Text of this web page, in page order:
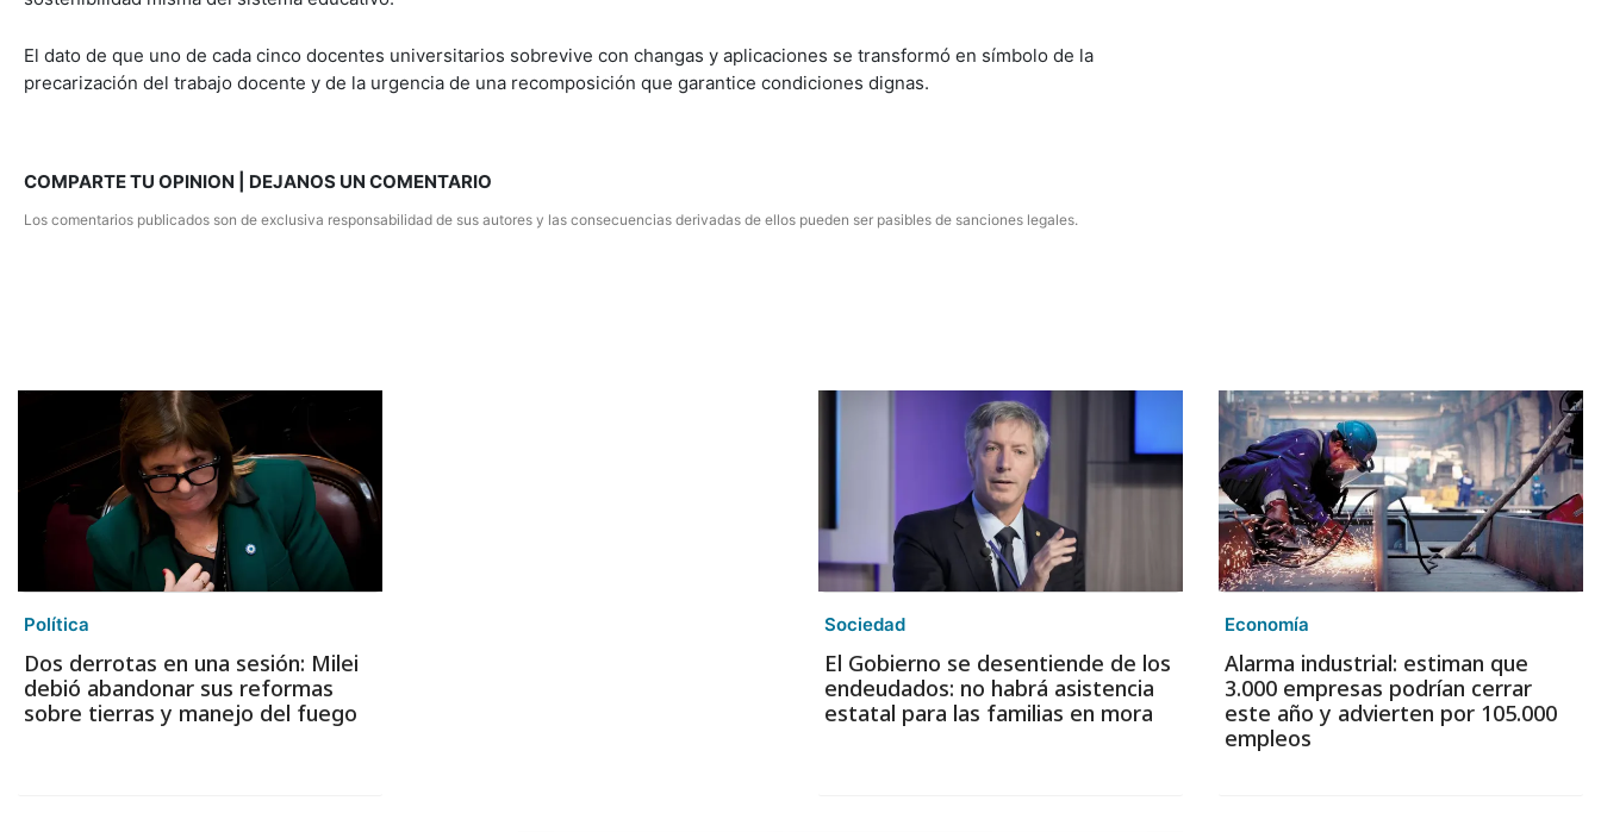
El dato de que uno de cada cinco docentes universitarios sobrevive con changas y aplicaciones se transformó en símbolo de la
precarización del trabajo docente y de la urgencia de una recomposición que garantice condiciones dignas.
COMPARTE TU OPINION | DEJANOS UN COMENTARIO
Los comentarios publicados son de exclusiva responsabilidad de sus autores y las consecuencias derivadas de ellos pueden ser pasibles de sanciones legales.
Política
Dos derrotas en una sesión: Milei
debió abandonar sus reformas
sobre tierras y manejo del fuego
Sociedad
El Gobierno se desentiende de los
endeudados: no habrá asistencia
estatal para las familias en mora
Economía
Alarma industrial: estiman que
3.000 empresas podrían cerrar
este año y advierten por 105.000
empleos